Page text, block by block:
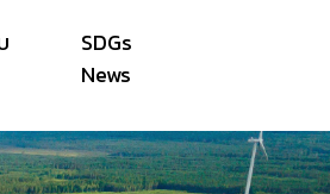
SDGs
News